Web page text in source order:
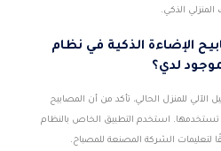
الذكي.
الإضاءة الذكية في نظام
لدي؟
للمنزل الحالي، تأكد من أن المصابيح
تستخدمها. استخدم التطبيق الخاص بالنظام
لتعليمات الشركة المصنعة للمصباح.